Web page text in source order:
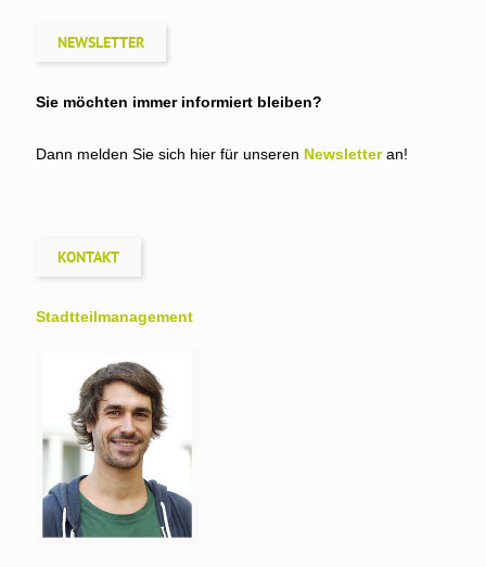
NEWSLETTER
Sie möchten immer informiert bleiben?
Dann melden Sie sich hier für unseren Newsletteran!
KONTAKT
Stadtteil­management